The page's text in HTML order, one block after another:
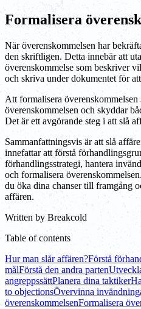
Formalisera
När överenskommelsen har
den skriftligen. Detta innebär att
överenskommelse som beskriver
och skriva under dokumentet för
Att formalisera
överenskommelsen och skyddar
Det är ett avgörande steg i att slå
Sammanfattningsvis är att slå
innefattar att förstå
förhandlingsstrategi, hantera
och formalisera
du öka dina chanser till framgång
affären.
Written by Breakcold
Table of contents
Hur man slår affären?Förstå
målFörstå den andra parten
angreppssättPlanera dina taktiker
to objectionsÖvervinna
överenskommelsenFormalisera